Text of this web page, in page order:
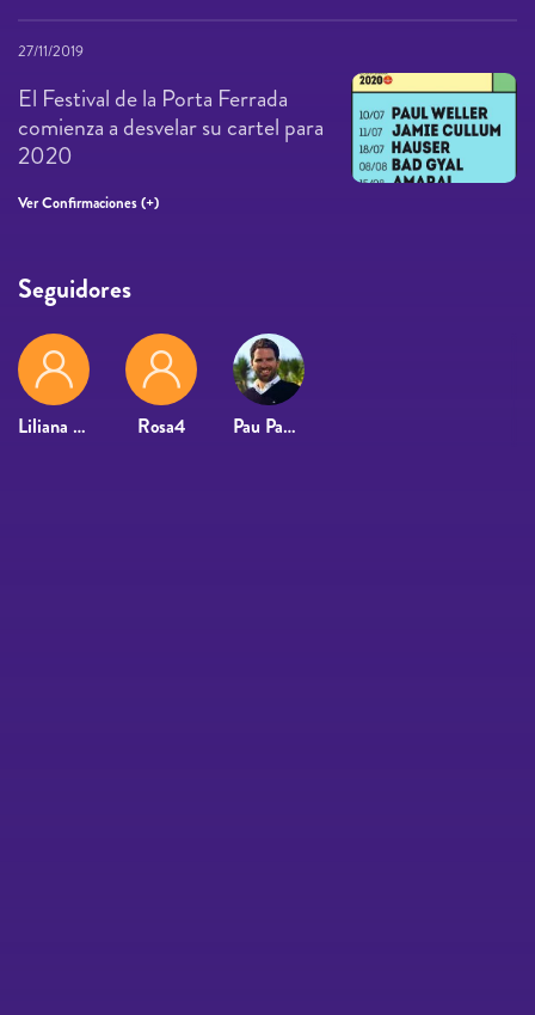
27/11/2019
El Festival de la Porta Ferrada
comienza a desvelar su cartel para
2020
Ver Confirmaciones (+)
Seguidores
Liliana Pagliettini Rosa4 Pau Padrós